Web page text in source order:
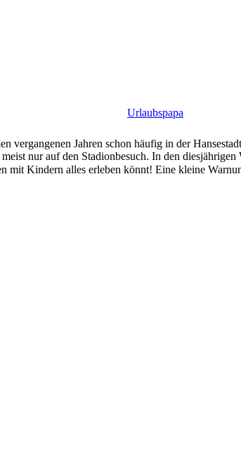
Urlaubspapa
Jahren schon häufig in der
nur auf den Stadionbesuch. In den
mit Kindern alles erleben könnt! Eine kleine